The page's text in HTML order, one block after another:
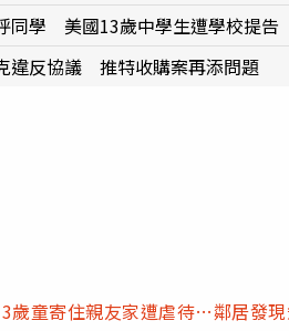
同學 美國13歲中學生遭學校提告
違反協議 推特收購案再添問題
童寄住親友家遭虐待…鄰居發